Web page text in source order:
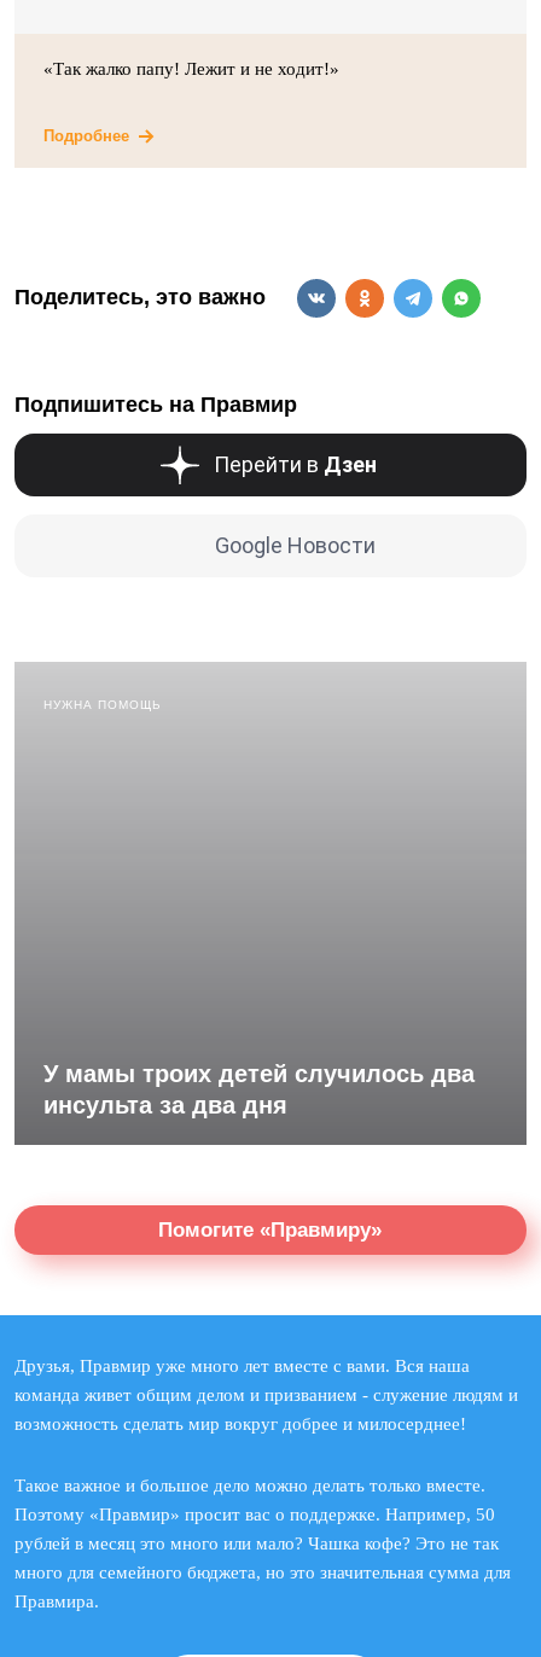
«Так жалко папу! Лежит и не ходит!»
Подробнее
Поделитесь, это важно
Подпишитесь на Правмир
Перейти в Дзен
Google Новости
НУЖНА ПОМОЩЬ
У мамы троих детей случилось два
инсульта за два дня
Помогите «Правмиру»
Друзья, Правмир уже много лет вместе с вами. Вся наша
команда живет общим делом и призванием - служение людям и
возможность сделать мир вокруг добрее и милосерднее!
Такое важное и большое дело можно делать только вместе.
Поэтому «Правмир» просит вас о поддержке. Например, 50
рублей в месяц это много или мало? Чашка кофе? Это не так
много для семейного бюджета, но это значительная сумма для
Правмира.